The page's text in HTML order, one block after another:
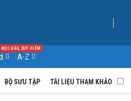
ĐỘC ĐÁO, QUÝ HIẾM
A-Z
BỘ SƯU TẬP TÀI LIỆU THAM KHẢO